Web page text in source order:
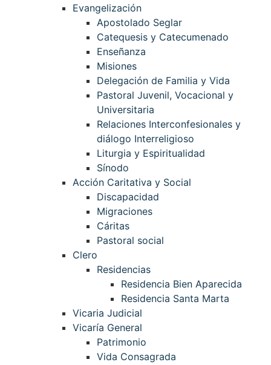
Evangelización
Apostolado Seglar
Catequesis y Catecumenado
Enseñanza
Misiones
Delegación de Familia y Vida
Pastoral Juvenil, Vocacional y
Universitaria
Relaciones Interconfesionales y
diálogo Interreligioso
Liturgia y Espiritualidad
Sínodo
Acción Caritativa y Social
Discapacidad
Migraciones
Cáritas
Pastoral social
Clero
Residencias
Residencia Bien Aparecida
Residencia Santa Marta
Vicaria Judicial
Vicaría General
Patrimonio
Vida Consagrada